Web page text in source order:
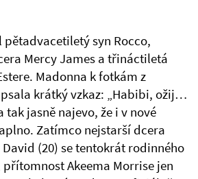
syn Rocco,
Mercy James a třináctiletá
Madonna k fotkám z
krátký vzkaz: „Habibi, ožij…
tak jasně najevo, že i v nové
Zatímco nejstarší dcera
David (20) se tentokrát rodinného
Akeema Morrise jen